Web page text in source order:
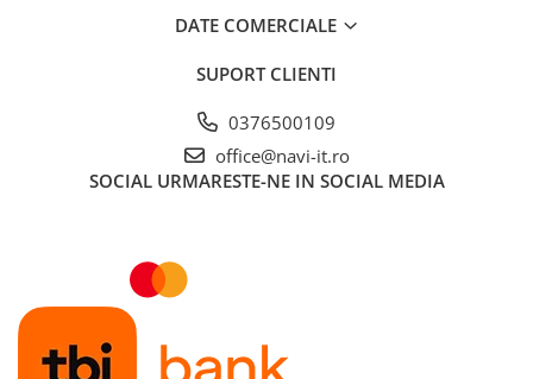
DATE COMERCIALE
SUPORT CLIENTI
0376500109
office@navi-it.ro
SOCIAL URMARESTE-NE IN SOCIAL MEDIA